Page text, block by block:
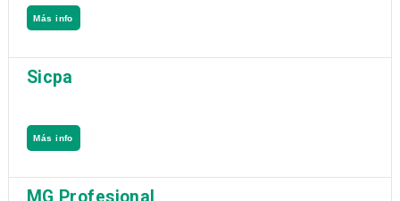
Más info
Sicpa
Más info